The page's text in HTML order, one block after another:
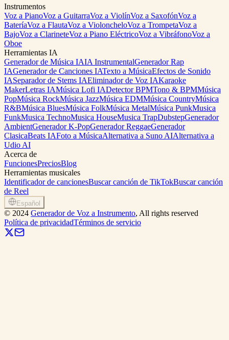
Instrumentos
Voz a PianoVoz a GuitarraVoz a ViolínVoz a SaxofónVoz a
BateríaVoz a FlautaVoz a VioloncheloVoz a TrompetaVoz a
BajoVoz a ClarineteVoz a Piano EléctricoVoz a VibráfonoVoz a
Oboe
Herramientas IA
Generador de Música IAIA InstrumentalGenerador Rap
IAGenerador de Canciones IATexto a MúsicaEfectos de Sonido
IASeparador de Stems IAEliminador de Voz IAKaraoke
MakerLetras IAMúsica Lofi IADetector BPMTono & BPMMúsica
PopMúsica RockMúsica JazzMúsica EDMMúsica CountryMúsica
R&BMúsica BluesMúsica FolkMúsica MetalMúsica PunkMusica
FunkMusica TechnoMusica HouseMusica TrapDubstepGenerador
AmbientGenerador K-PopGenerador ReggaeGenerador
ClasicaBeats IAFoto a MúsicaAlternativa a Suno AIAlternativa a
Udio AI
Acerca de
FuncionesPreciosBlog
Herramientas musicales
Identificador de cancionesBuscar canción de TikTokBuscar canción
de Reel
Español
© 2024 Generador de Voz a Instrumento, All rights reserved
Política de privacidadTérminos de servicio